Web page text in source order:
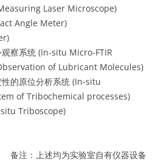
Laser Microscope)
Angle Meter)
察系统 (In-situ Micro-FTIR
of Lubricant Molecules)
的原位分析系统 (In-situ
of Tribochemical processes)
Triboscope)
备注：上述均为实验室自有仪器设备